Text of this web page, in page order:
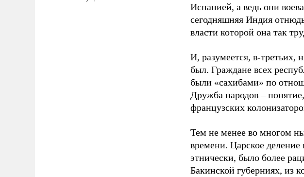
Испанией, а ведь они
сегодняшняя Индия
власти которой она так
И, разумеется, в-
был. Граждане всех
были «сахибами» по
Дружба народов –
французских
Тем не менее во многом
времени. Царское
этнически, было более
Бакинской губерниях, из